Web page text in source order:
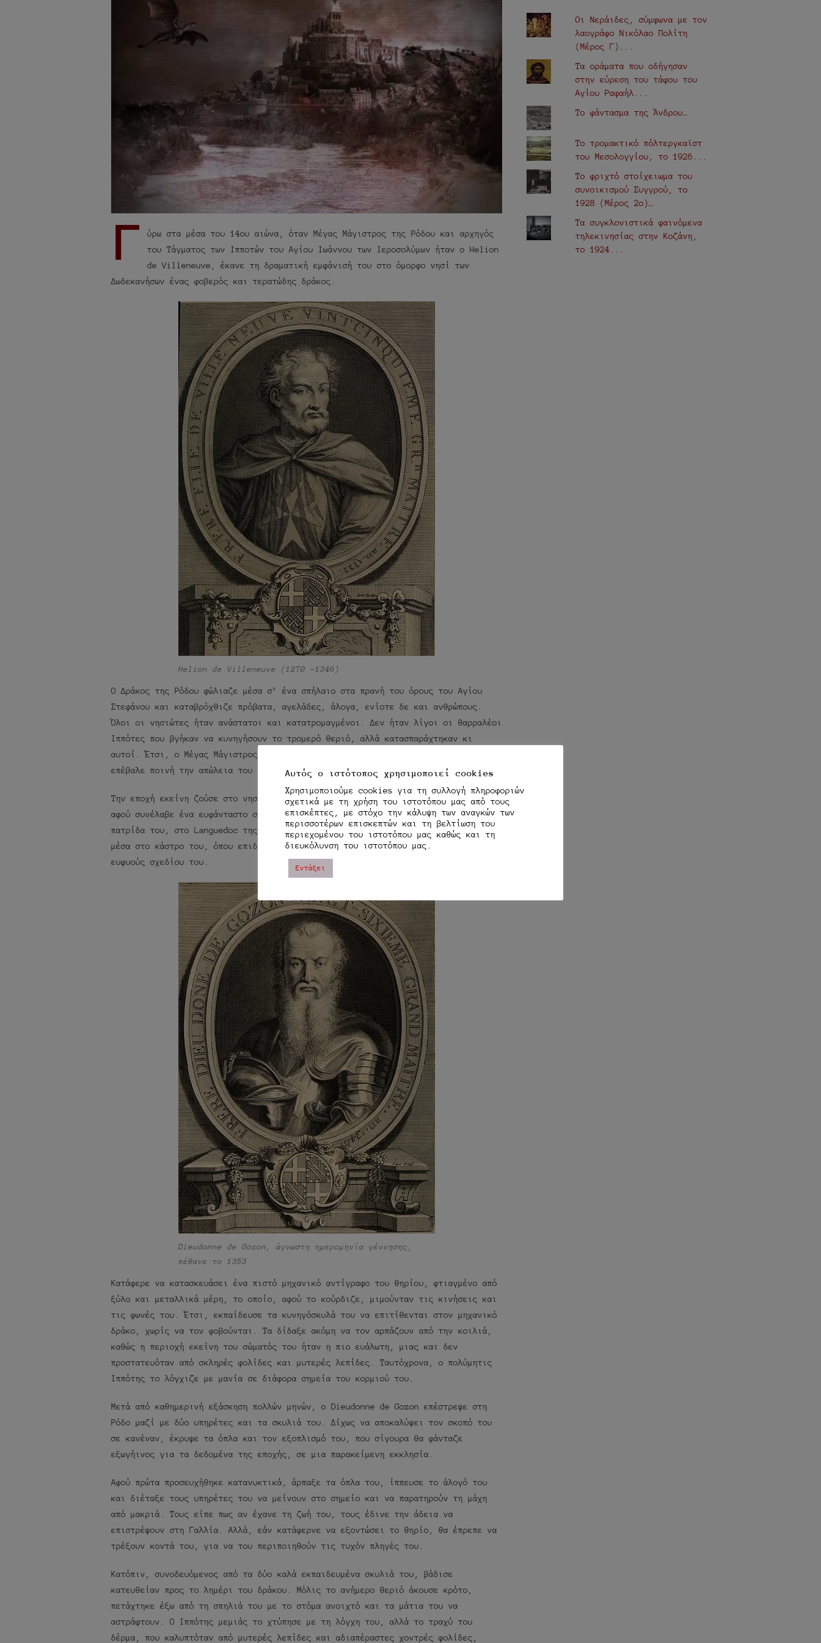
Γ
ύρω στα μέσα του 14ου αιώνα, όταν Μέγας Μάγιστρος της Ρόδου και αρχηγός
του Τάγματος των Ιπποτών του Αγίου Ιωάννου των Ιεροσολύμων ήταν ο Helion
de Villeneuve, έκανε τη δραματική εμφάνισή του στο όμορφο νησί των
Δωδεκανήσων ένας φοβερός και τερατώδης δράκος.
Helion de Villeneuve (1270 -1346)
Ο Δράκος της Ρόδου φώλιαζε μέσα σ’ ένα σπήλαιο στα πρανή του όρους του Αγίου
Στεφάνου και καταβρόχθιζε πρόβατα, αγελάδες, άλογα, ενίοτε δε και ανθρώπους.
Όλοι οι νησιώτες ήταν ανάστατοι και κατατρομαγμένοι. Δεν ήταν λίγοι οι θαρραλέοι
Ιππότες που βγήκαν να κυνηγήσουν το τρομερό θεριό, αλλά κατασπαράχτηκαν κι
αυτοί. Έτσι, ο Μέγας Μάγιστρος, με διάταγμα, απαγόρευσε το κυνήγι του δράκου και
επέβαλε ποινή την απώλεια του ιπποτικού ενδύματος.
Την εποχή εκείνη ζούσε στο νησί ο Γάλλος Ιππότης Dieudonne de Gozon, ο οποίος,
αφού συνέλαβε ένα ευφάνταστο σχέδιο για την εξόντωση του δράκου, επέστρεψε στην
πατρίδα του, στο Languedoc της Γαλλίας, για να το υλοποιήσει. Εκεί κλείστηκε
μέσα στο κάστρο του, όπου επιδόθηκε νυχθημερόν στη μελέτη και εφαρμογή του
ευφυούς σχεδίου του.
Dieudonne de Gozon, άγνωστη ημερομηνία γέννησης,
πέθανε το 1353
Κατάφερε να κατασκευάσει ένα πιστό μηχανικό αντίγραφο του θηρίου, φτιαγμένο από
ξύλο και μεταλλικά μέρη, το οποίο, αφού το κούρδιζε, μιμούνταν τις κινήσεις και
τις φωνές του. Έτσι, εκπαίδευσε τα κυνηγόσκυλά του να επιτίθενται στον μηχανικό
δράκο, χωρίς να τον φοβούνται. Τα δίδαξε ακόμη να τον αρπάζουν από την κοιλιά,
καθώς η περιοχή εκείνη του σώματός του ήταν η πιο ευάλωτη, μιας και δεν
προστατευόταν από σκληρές φολίδες και μυτερές λεπίδες. Ταυτόχρονα, ο πολύμητις
Ιππότης το λόγχιζε με μανία σε διάφορα σημεία του κορμιού του.
Μετά από καθημερινή εξάσκηση πολλών μηνών, ο Dieudonne de Gozon επέστρεψε στη
Ρόδο μαζί με δύο υπηρέτες και τα σκυλιά του. Δίχως να αποκαλύψει τον σκοπό του
σε κανέναν, έκρυψε τα όπλα και τον εξοπλισμό του, που σίγουρα θα φάνταζε
εξωγήινος για τα δεδομένα της εποχής, σε μια παρακείμενη εκκλησία.
Αφού πρώτα προσευχήθηκε κατανυκτικά, άρπαξε τα όπλα του, ίππευσε το άλογό του
και διέταξε τους υπηρέτες του να μείνουν στο σημείο και να παρατηρούν τη μάχη
από μακριά. Τους είπε πως αν έχανε τη ζωή του, τους έδινε την άδεια να
επιστρέψουν στη Γαλλία. Αλλά, εάν κατάφερνε να εξοντώσει το θηρίο, θα έπρεπε να
τρέξουν κοντά του, για να του περιποιηθούν τις τυχόν πληγές του.
Κατόπιν, συνοδευόμενος από τα δύο καλά εκπαιδευμένα σκυλιά του, βάδισε
κατευθείαν προς το λημέρι του δράκου. Μόλις το ανήμερο θεριό άκουσε κρότο,
πετάχτηκε έξω από τη σπηλιά του με το στόμα ανοιχτό και τα μάτια του να
αστράφτουν. Ο Ιππότης μεμιάς το χτύπησε με τη λόγχη του, αλλά το τραχύ του
δέρμα, που καλυπτόταν από μυτερές λεπίδες και αδιαπέραστες χοντρές φολίδες,
Οι Νεράιδες, σύμφωνα με τον
λαογράφο Νικόλαο Πολίτη
(Μέρος Γ)...
Τα οράματα που οδήγησαν
στην εύρεση του τάφου του
Αγίου Ραφαήλ...
Το φάντασμα της Άνδρου…
Το τρομακτικό πόλτεργκαϊστ
του Μεσολογγίου, το 1926...
Το φριχτό στοίχειωμα του
συνοικισμού Συγγρού, το
1928 (Μέρος 2ο)…
Τα συγκλονιστικά φαινόμενα
τηλεκινησίας στην Κοζάνη,
το 1924...
Αυτός ο ιστότοπος χρησιμοποιεί cookies
Χρησιμοποιούμε cookies για τη συλλογή πληροφοριών
σχετικά με τη χρήση του ιστοτόπου μας από τους
επισκέπτες, με στόχο την κάλυψη των αναγκών των
περισσοτέρων επισκεπτών και τη βελτίωση του
περιεχομένου του ιστοτόπου μας καθώς και τη
διευκόλυνση του ιστοτόπου μας.
Εντάξει